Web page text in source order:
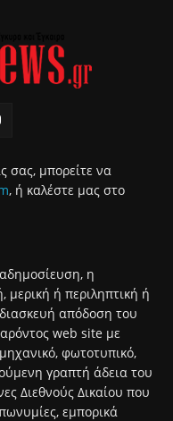
σας, μπορείτε να
, ή καλέστε μας στο
η
μερική ή περιληπτική ή
απόδοση του
web site με
φωτοτυπικό,
γραπτή άδεια του
Διεθνούς Δικαίου που
εμπορικά